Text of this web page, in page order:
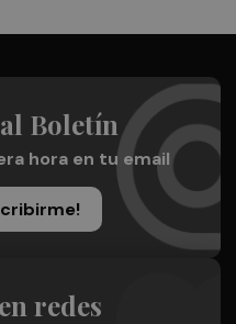
Boletín
hora en tu email
redes